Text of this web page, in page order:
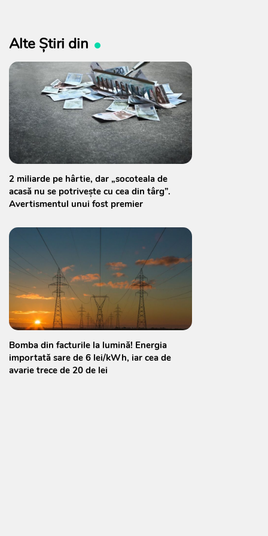
Alte Știri din
2 miliarde pe hârtie, dar „socoteala de
acasă nu se potrivește cu cea din târg”.
Avertismentul unui fost premier
Bomba din facturile la lumină! Energia
importată sare de 6 lei/kWh, iar cea de
avarie trece de 20 de lei